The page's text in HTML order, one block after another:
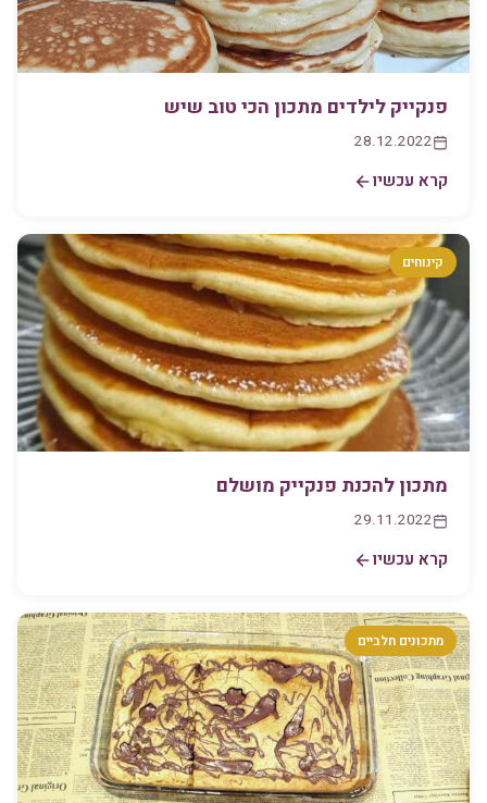
פנקייק לילדים מתכון הכי טוב שיש
28.12.2022
קרא עכשיו
קינוחים
מתכון להכנת פנקייק מושלם
29.11.2022
קרא עכשיו
מתכונים חלביים